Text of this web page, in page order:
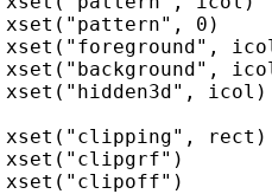
xset("pattern", 0)
xset("foreground",
xset("background",
xset("hidden3d",
xset("clipping",
xset("clipgrf")
xset("clipoff")